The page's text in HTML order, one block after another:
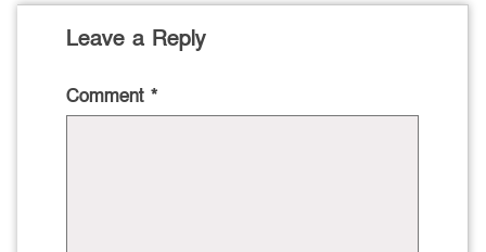
Leave a Reply
Comment *